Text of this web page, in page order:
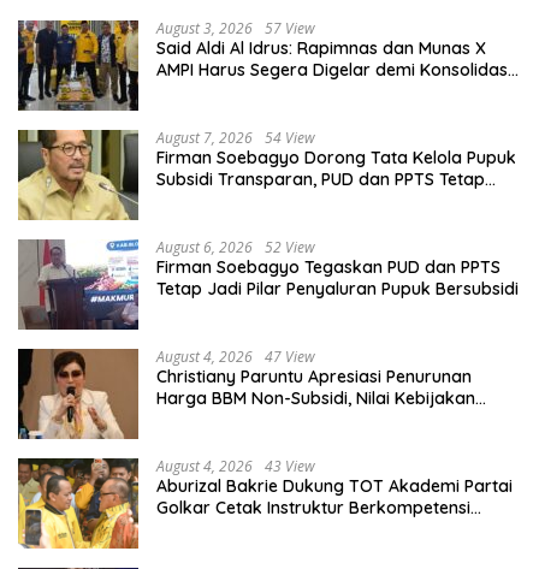
August 3, 2026 57 View
Said Aldi Al Idrus: Rapimnas dan Munas X
AMPI Harus Segera Digelar demi Konsolidasi
August 7, 2026 54 View
Firman Soebagyo Dorong Tata Kelola Pupuk
Subsidi Transparan, PUD dan PPTS Tetap
August 6, 2026 52 View
Firman Soebagyo Tegaskan PUD dan PPTS
Tetap Jadi Pilar Penyaluran Pupuk Bersubsidi
August 4, 2026 47 View
Christiany Paruntu Apresiasi Penurunan
Harga BBM Non-Subsidi, Nilai Kebijakan
August 4, 2026 43 View
Aburizal Bakrie Dukung TOT Akademi Partai
Golkar Cetak Instruktur Berkompetensi